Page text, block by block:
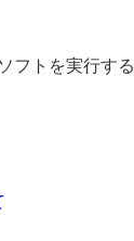
フトを実行する